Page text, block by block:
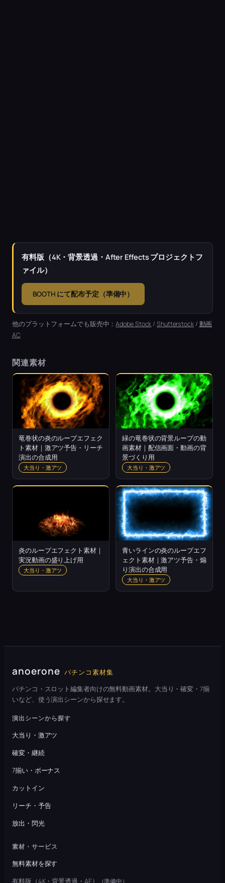
有料版（4K・背景透過・After Effects プロジェクトフ
ァイル）
BOOTH にて配布予定（準備中）
他のプラットフォームでも販売中：Adobe Stock /Shutterstock/ 動画
AC
関連素材
竜巻状の炎のループエフェク
ト素材｜激アツ予告・リーチ
演出の合成用
大当り・激アツ
緑の竜巻状の背景ループの動
画素材｜配信画面・動画の背
景づくり用
大当り・激アツ
炎のループエフェクト素材｜
実況動画の盛り上げ用
大当り・激アツ
青いラインの炎のループエフ
ェクト素材｜激アツ予告・煽
り演出の合成用
大当り・激アツ
anoerone パチンコ素材集
パチンコ・スロット編集者向けの無料動画素材。大当り・確変・7揃
いなど、使う演出シーンから探せます。
演出シーンから探す
大当り・激アツ
確変・継続
7揃い・ボーナス
カットイン
リーチ・予告
放出・閃光
素材・サービス
無料素材を探す
有料版（4K・背景透過・AE）
（準備中）